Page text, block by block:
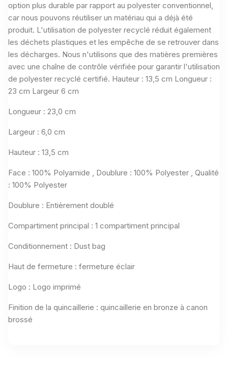
option plus durable par rapport au polyester conventionnel,
car nous pouvons réutiliser un matériau qui a déjà été
produit. L'utilisation de polyester recyclé réduit également
les déchets plastiques et les empêche de se retrouver dans
les décharges. Nous n'utilisons que des matières premières
avec une chaîne de contrôle vérifiée pour garantir l'utilisation
de polyester recyclé certifié. Hauteur : 13,5 cm Longueur :
23 cm Largeur 6 cm
Longueur : 23,0 cm
Largeur : 6,0 cm
Hauteur : 13,5 cm
Face : 100% Polyamide , Doublure : 100% Polyester , Qualité
: 100% Polyester
Doublure : Entièrement doublé
Compartiment principal : 1 compartiment principal
Conditionnement : Dust bag
Haut de fermeture : fermeture éclair
Logo : Logo imprimé
Finition de la quincaillerie : quincaillerie en bronze à canon
brossé